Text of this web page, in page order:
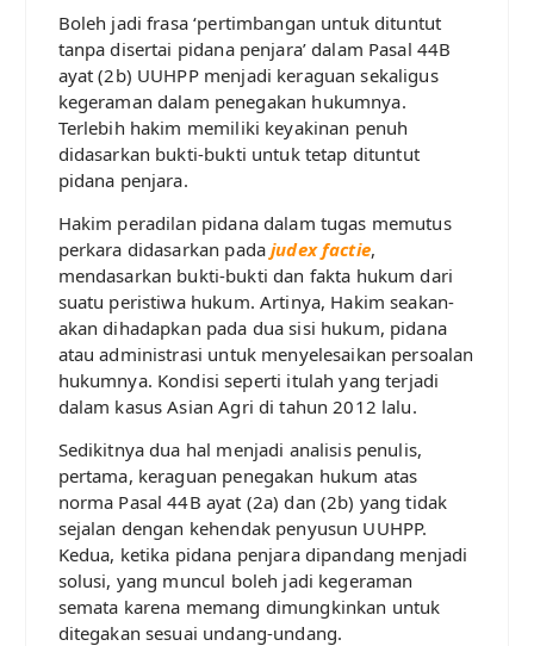
Boleh jadi frasa ‘pertimbangan untuk dituntut
tanpa disertai pidana penjara’ dalam Pasal 44B
ayat (2b) UUHPP menjadi keraguan sekaligus
kegeraman dalam penegakan hukumnya.
Terlebih hakim memiliki keyakinan penuh
didasarkan bukti-bukti untuk tetap dituntut
pidana penjara.
Hakim peradilan pidana dalam tugas memutus
perkara didasarkan padajudex factie,
mendasarkan bukti-bukti dan fakta hukum dari
suatu peristiwa hukum. Artinya, Hakim seakan-
akan dihadapkan pada dua sisi hukum, pidana
atau administrasi untuk menyelesaikan persoalan
hukumnya. Kondisi seperti itulah yang terjadi
dalam kasus Asian Agri di tahun 2012 lalu.
Sedikitnya dua hal menjadi analisis penulis,
pertama, keraguan penegakan hukum atas
norma Pasal 44B ayat (2a) dan (2b) yang tidak
sejalan dengan kehendak penyusun UUHPP.
Kedua, ketika pidana penjara dipandang menjadi
solusi, yang muncul boleh jadi kegeraman
semata karena memang dimungkinkan untuk
ditegakan sesuai undang-undang.